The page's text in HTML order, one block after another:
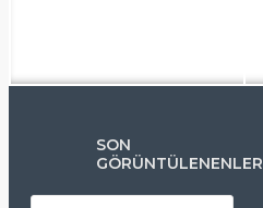
SON
GÖRÜNTÜLENENLER